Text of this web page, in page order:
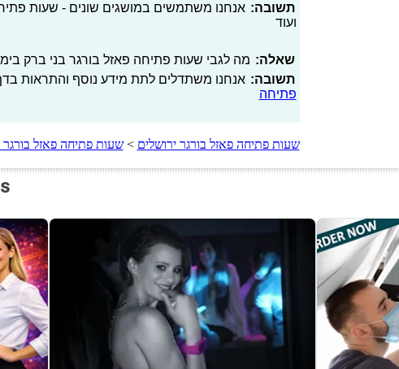
תשובה: אנחנו משתמשים במושגים שונים - שעות
ועוד
שאלה: מה לגבי שעות פתיחה פאזל בורגר בני ברק
תשובה: אנחנו משתדלים לתת מידע נוסף והתראות
פתיחה
שעות פתיחה פאזל בורגר ירושלים >שעות פתיחה פאזל